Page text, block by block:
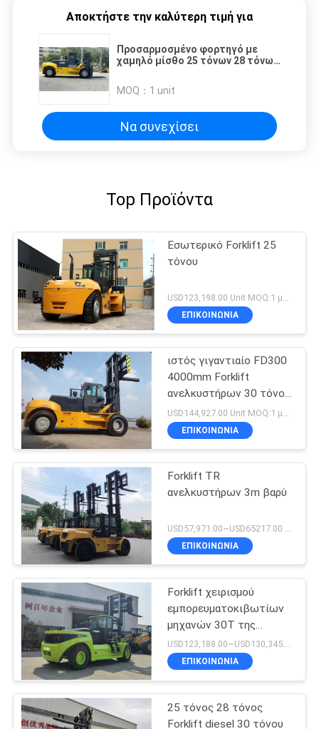
Αποκτήστε την καλύτερη τιμή για
Προσαρμοσμένο φορτηγό με
χαμηλό μίσθο 25 τόνων 28 τόνων
πορτοκαλί κόκκινο χρώμα
MOQ： 1 unit
Να συνεχίσει
Top Προϊόντα
Εσωτερικό Forklift 25
τόνου
USD123,198.00 Unit MOQ:1 μονάδα
ΕΠΙΚΟΙΝΩΝΙΑ
ιστός γιγαντιαίο FD300
4000mm Forklift
ανελκυστήρων 30 τόνου
βαρύς εξοπλισμός
φορτηγών
USD144,927.00 Unit MOQ:1 μονάδα
ΕΠΙΚΟΙΝΩΝΙΑ
Forklift TR
ανελκυστήρων 3m βαρύ
USD57,971.00~USD65217.00 unit MOQ:1 μονάδα
ΕΠΙΚΟΙΝΩΝΙΑ
Forklift χειρισμού
εμπορευματοκιβωτίων
μηχανών 30T της
Cummins με υδραυλικό
Positioner δικράνων
USD123,188.00~USD130,345.00/ Unit MOQ:1 μονάδα
ΕΠΙΚΟΙΝΩΝΙΑ
25 τόνος 28 τόνος
Forklift diesel 30 τόνου